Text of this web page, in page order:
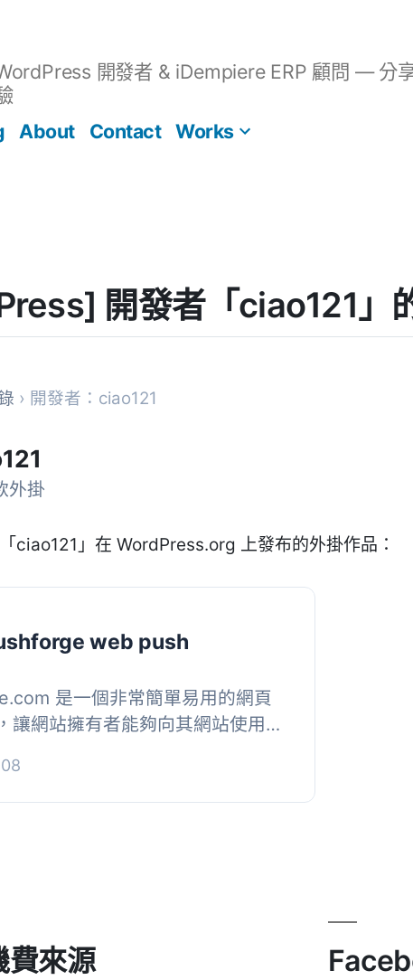
開發者 & iDempiere ERP 顧問 — 分
About Contact Works
開發者「ciao121」
› 開發者：ciao121
外掛
ciao121」在 WordPress.org 上發布的外掛作品：
web push
是一個非常簡單易用的網頁
讓網站擁有者能夠向其網站使用者
知。此外掛會在您的文章編輯頁面
核取方塊，讓您能夠...
費來源